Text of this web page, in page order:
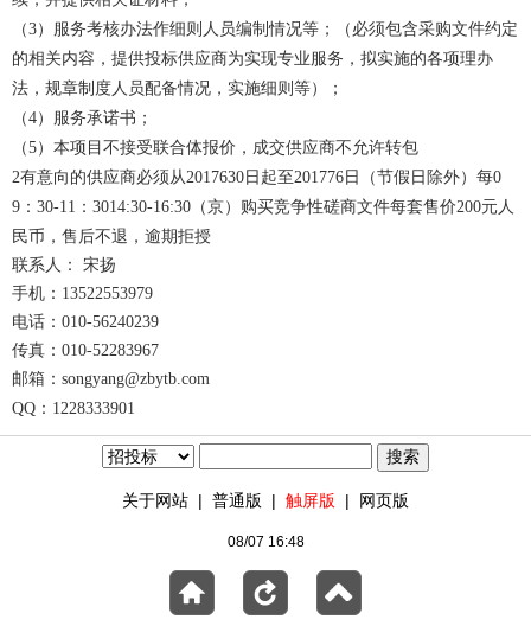
（3） 服务考核办法作细则 人员编制情况等；（必须包含采购文件约定
的相关内容，提供投标供应商为实现专业服务，拟实施的各项理办
法，规章制度人员配备情况，实施细则等）；
（4） 服务承诺书；
（5）本项目不接受联合体报价，成交供应商不允许转包
2有意向的供应商必须从2017630日起至201776日（节假日除外）每0
9：30-11：3014:30-16:30 （京）购买竞争性磋商文件每套售价200元人
民币，售后不退，逾期拒授
联系人： 宋扬
手机：13522553979
电话：010-56240239
传真：010-52283967
邮箱：songyang@zbytb.com
QQ：1228333901
关于网站 | 普通版 | 触屏版 | 网页版
08/07 16:48